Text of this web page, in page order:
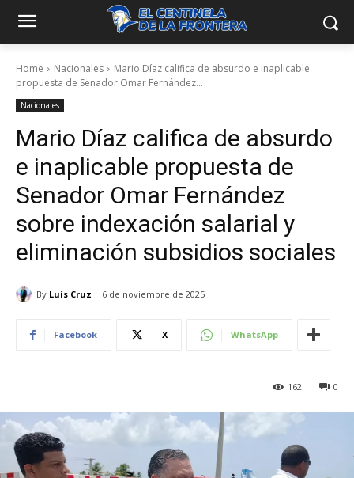
Home Nacionales
Mario Díaz califica de absurdo e inaplicable
propuesta de Senador Omar Fernández...
Nacionales
Mario Díaz califica de absurdo
e inaplicable propuesta de
Senador Omar Fernández
sobre indexación salarial y
eliminación subsidios sociales
By Luis Cruz 6 de noviembre de 2025
Facebook X WhatsApp
0
162